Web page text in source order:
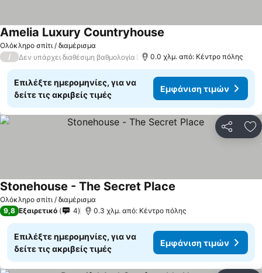
Ολόκληρο σπίτι / διαμέρισμα
Amelia Luxury Countryhouse
/ Δεν υπάρχει διαθέσιμη βαθμολογία 0.0 χλμ. από: Κέντρο πόλης
Επιλέξτε ημερομηνίες, για να
δείτε τις ακριβείς τιμές
Εμφάνιση τιμών
Ολόκληρο σπίτι / διαμέρισμα
Stonehouse - The Secret Place
9,8 Εξαιρετικό 4 0.3 χλμ. από: Κέντρο πόλης
Επιλέξτε ημερομηνίες, για να
δείτε τις ακριβείς τιμές
Εμφάνιση τιμών